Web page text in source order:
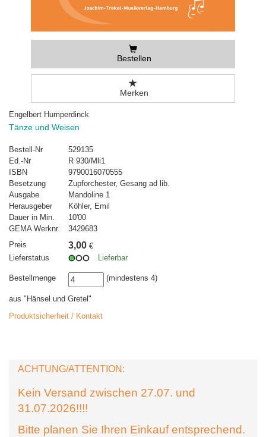
Bestellen
Merken
Engelbert Humperdinck
Tänze und Weisen
Bestell-Nr
529135
Ed.-Nr
R 930/Mli1
ISBN
9790016070555
Besetzung
Zupforchester, Gesang ad lib.
Ausgabe
Mandoline 1
Herausgeber
Köhler, Emil
Dauer in Min.
10'00
GEMA Werknr.
3429683
Preis
3,00 €
Lieferstatus
Lieferbar
Bestellmenge (mindestens 4)
aus "Hänsel und Gretel"
Produktsicherheit / Kontakt
ACHTUNG/ATTENTION:
Kein Versand zwischen 27.07. und
31.07.2026!!!!
Bitte planen Sie Ihren Einkauf entsprechend.